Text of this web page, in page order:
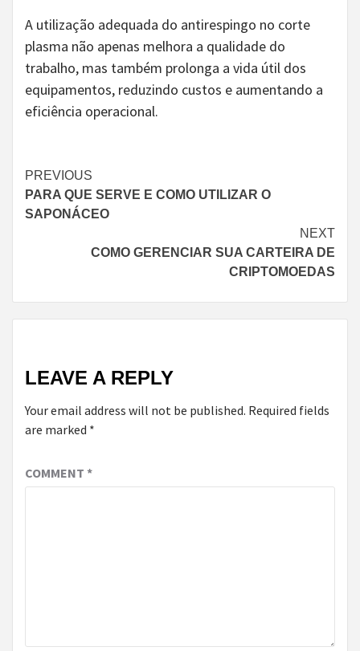
A utilização adequada do antirespingo no corte
plasma não apenas melhora a qualidade do
trabalho, mas também prolonga a vida útil dos
equipamentos, reduzindo custos e aumentando a
eficiência operacional.
Continue
Reading
PREVIOUS
PARA QUE SERVE E COMO UTILIZAR O
SAPONÁCEO
NEXT
COMO GERENCIAR SUA CARTEIRA DE
CRIPTOMOEDAS
LEAVE A REPLY
Your email address will not be published. Required fields
are marked *
COMMENT *